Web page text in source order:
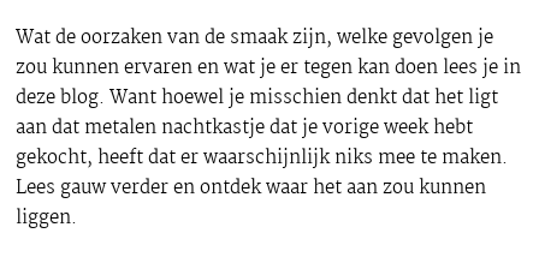
Wat de oorzaken van de smaak zijn, welke gevolgen je
zou kunnen ervaren en wat je er tegen kan doen lees je in
deze blog. Want hoewel je misschien denkt dat het ligt
aan dat metalen nachtkastje dat je vorige week hebt
gekocht, heeft dat er waarschijnlijk niks mee te maken.
Lees gauw verder en ontdek waar het aan zou kunnen
liggen.